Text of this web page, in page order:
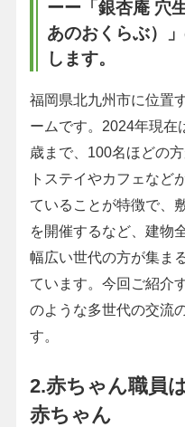
ーー「銀杏庵 穴
あのおくらぶ）
します。
福岡県北九州市に位置
ームです。2024年現在
歳まで、100名ほどの
トステイやカフェなど
ていることが特徴で、
を開催するなど、建物
幅広い世代の方が集ま
ています。今回ご紹介
のような多世代の交流
す。
2.赤ちゃん職員
赤ちゃん